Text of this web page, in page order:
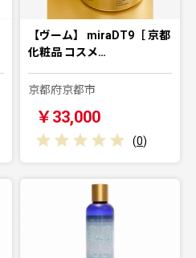
【ヴーム】 miraDT9［ 京都
化粧品 コスメ…
京都府京都市
￥33,000
(0)